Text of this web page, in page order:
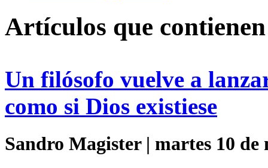
Artículos que
Un filósofo vuelve a
como si Dios existiese
Sandro Magister | martes 10